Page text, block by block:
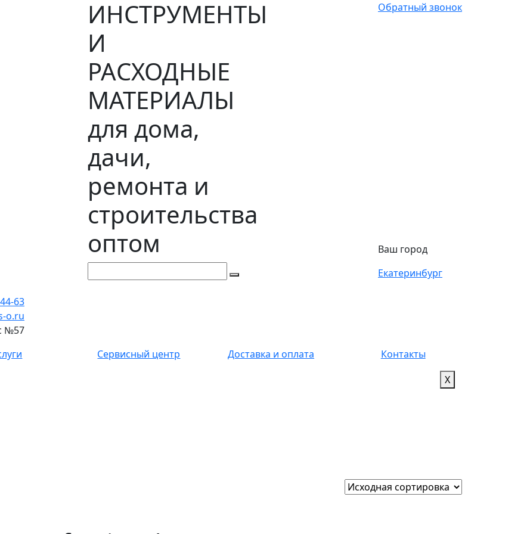
ИНСТРУМЕНТЫ
И
РАСХОДНЫЕ
МАТЕРИАЛЫ
для дома,
дачи,
ремонта и
строительства
оптом
Обратный звонок
Ваш город
Екатеринбург
63
o.ru
№57
Сервисный центр Доставка и оплата
Контакты
X